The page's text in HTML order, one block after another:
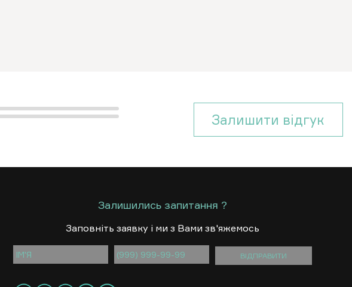
Залишити вiдгук
Залишились запитання ?
Заповнiть заявку i ми з Вами зв'яжемось